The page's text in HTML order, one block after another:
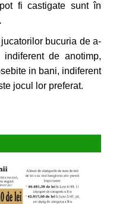
fi castigate sunt în
bucuria de a-
de anotimp,
in bani, indiferent
jocul lor preferat.